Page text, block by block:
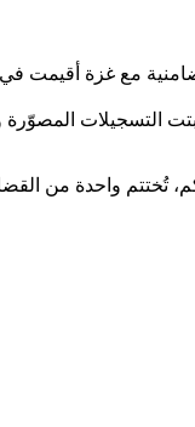
التسجيلات